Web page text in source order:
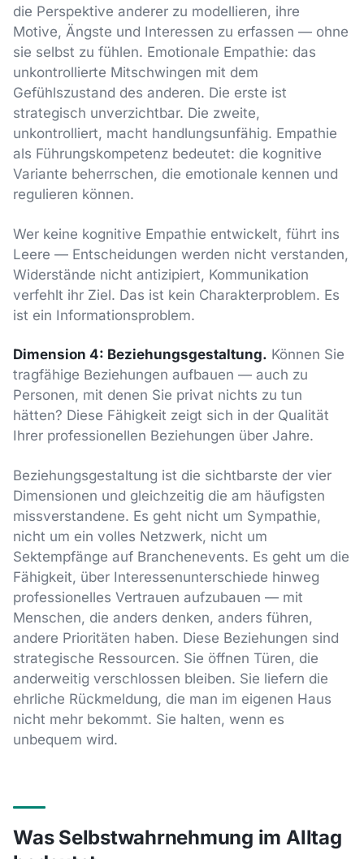
die Perspektive anderer zu modellieren, ihre
Motive, Ängste und Interessen zu erfassen — ohne
sie selbst zu fühlen. Emotionale Empathie: das
unkontrollierte Mitschwingen mit dem
Gefühlszustand des anderen. Die erste ist
strategisch unverzichtbar. Die zweite,
unkontrolliert, macht handlungsunfähig. Empathie
als Führungskompetenz bedeutet: die kognitive
Variante beherrschen, die emotionale kennen und
regulieren können.
Wer keine kognitive Empathie entwickelt, führt ins
Leere — Entscheidungen werden nicht verstanden,
Widerstände nicht antizipiert, Kommunikation
verfehlt ihr Ziel. Das ist kein Charakterproblem. Es
ist ein Informationsproblem.
Dimension 4: Beziehungsgestaltung. Können Sie
tragfähige Beziehungen aufbauen — auch zu
Personen, mit denen Sie privat nichts zu tun
hätten? Diese Fähigkeit zeigt sich in der Qualität
Ihrer professionellen Beziehungen über Jahre.
Beziehungsgestaltung ist die sichtbarste der vier
Dimensionen und gleichzeitig die am häufigsten
missverstandene. Es geht nicht um Sympathie,
nicht um ein volles Netzwerk, nicht um
Sektempfänge auf Branchenevents. Es geht um die
Fähigkeit, über Interessenunterschiede hinweg
professionelles Vertrauen aufzubauen — mit
Menschen, die anders denken, anders führen,
andere Prioritäten haben. Diese Beziehungen sind
strategische Ressourcen. Sie öffnen Türen, die
anderweitig verschlossen bleiben. Sie liefern die
ehrliche Rückmeldung, die man im eigenen Haus
nicht mehr bekommt. Sie halten, wenn es
unbequem wird.
Was Selbstwahrnehmung im Alltag